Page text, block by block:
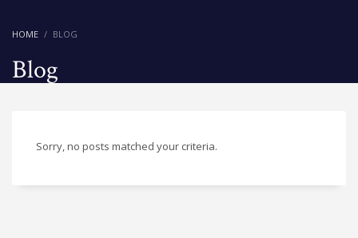
HOME BLOG
Blog
Sorry, no posts matched your criteria.